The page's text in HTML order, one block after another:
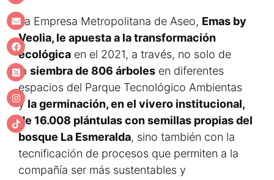
La Empresa Metropolitana de Aseo, Emas by
Veolia, le apuesta a la transformación
ecológica en el 2021, a través, no solo de
la siembra de 806 árboles en diferentes
espacios del Parque Tecnológico Ambientas
y la germinación, en el vivero institucional,
de 16.008 plántulas con semillas propias del
bosque La Esmeralda, sino también con la
tecnificación de procesos que permiten a la
compañía ser más sustentables y